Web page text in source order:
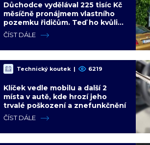
Důchodce vydělával 225 tisíc Kč
měsíčně pronájmem vlastního
pozemku řidičům. Teď ho kvůli
tomu čeká soud
ČÍST DÁLE
Technický koutek | 6219
Klíček vedle mobilu a další 2
místa v autě, kde hrozí jeho
trvalé poškození a znefunkčnění
ČÍST DÁLE